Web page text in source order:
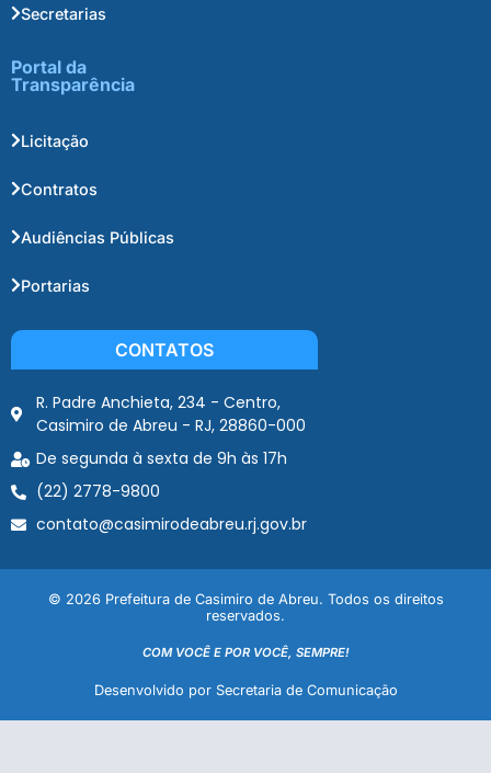
Secretarias
Portal da
Transparência
Licitação
Contratos
Audiências Públicas
Portarias
CONTATOS
R. Padre Anchieta, 234 - Centro,
Casimiro de Abreu - RJ, 28860-000
De segunda à sexta de 9h às 17h
(22) 2778-9800
contato@casimirodeabreu.rj.gov.br
© 2026 Prefeitura de Casimiro de Abreu. Todos os direitos
reservados.
COM VOCÊ E POR VOCÊ, SEMPRE!
Desenvolvido por Secretaria de Comunicação